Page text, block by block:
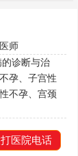
师
诊断与治
孕、子宫性
不孕、宫颈
医院电话